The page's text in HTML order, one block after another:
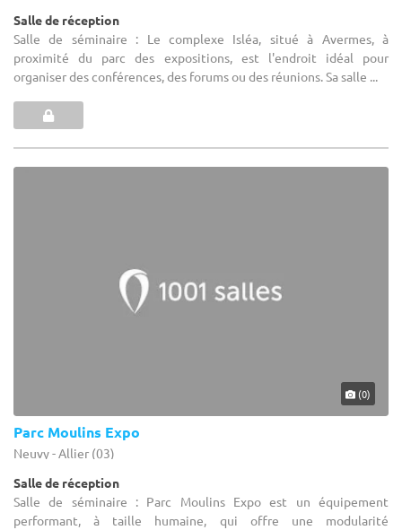
Salle de réception
Salle de séminaire : Le complexe Isléa, situé à Avermes, à
proximité du parc des expositions, est l'endroit idéal pour
organiser des conférences, des forums ou des réunions. Sa salle ...
(0)
Parc Moulins Expo
Neuvy - Allier (03)
Salle de réception
Salle de séminaire : Parc Moulins Expo est un équipement
performant, à taille humaine, qui offre une modularité